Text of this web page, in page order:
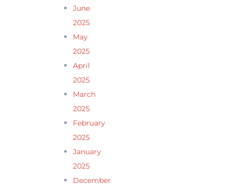
June
2025
May
2025
April
2025
March
2025
February
2025
January
2025
December